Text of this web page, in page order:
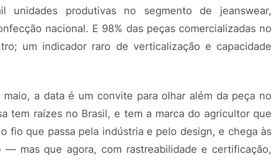
produtivas no segmento de jeanswear,
nacional. E 98% das peças comercializadas no
um indicador raro de verticalização e capacidade
a data é um convite para olhar além da peça no
tem raízes no Brasil, e tem a marca do agricultor que
fio que passa pela indústria e pelo design, e chega às
mas que agora, com rastreabilidade e certificação,